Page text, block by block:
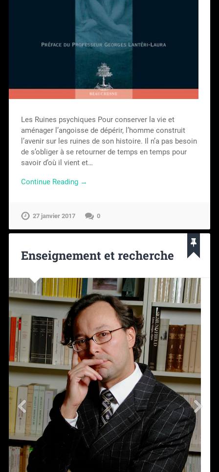
Les Ruines psychiques Pour conserver la vie et
aménager l’angoisse de dépérir, l’homme construit
l’avenir sur les ruines de son histoire. Il n’a pas besoin
de s’obliger à se retourner de temps en temps pour
savoir d’où il vient et…
Continue Reading →
27 janvier 2017 0
Enseignement et recherche